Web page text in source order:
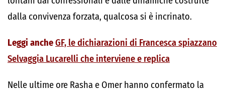
dalla convivenza forzata, qualcosa si è incrinato.
Leggi ancheGF, le dichiarazioni di Francesca spiazzano
Selvaggia Lucarelli che interviene e replica
Nelle ultime ore Rasha e Omer hanno confermato la